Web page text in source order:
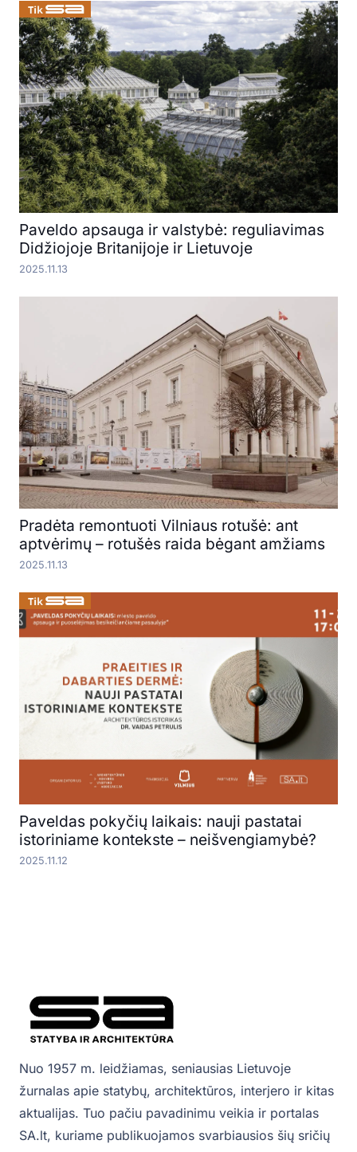
Paveldo apsauga ir valstybė: reguliavimas
Didžiojoje Britanijoje ir Lietuvoje
2025.11.13
Pradėta remontuoti Vilniaus rotušė: ant
aptvėrimų – rotušės raida bėgant amžiams
2025.11.13
Paveldas pokyčių laikais: nauji pastatai
istoriniame kontekste – neišvengiamybė?
2025.11.12
Nuo 1957 m. leidžiamas, seniausias Lietuvoje
žurnalas apie statybų, architektūros, interjero ir kitas
aktualijas. Tuo pačiu pavadinimu veikia ir portalas
SA.lt, kuriame publikuojamos svarbiausios šių sričių